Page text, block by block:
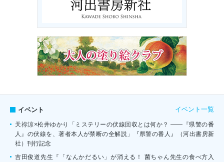
イベント イベント一覧
天祢涼×松井ゆかり「ミステリーの伏線回収とは何か？ ――『県警の番
人』の伏線を、著者本人が禁断の全解説」『県警の番人』（河出書房新
社）刊行記念
吉田俊道先生『「なんかだるい」が消える！ 菌ちゃん先生の食べ方入